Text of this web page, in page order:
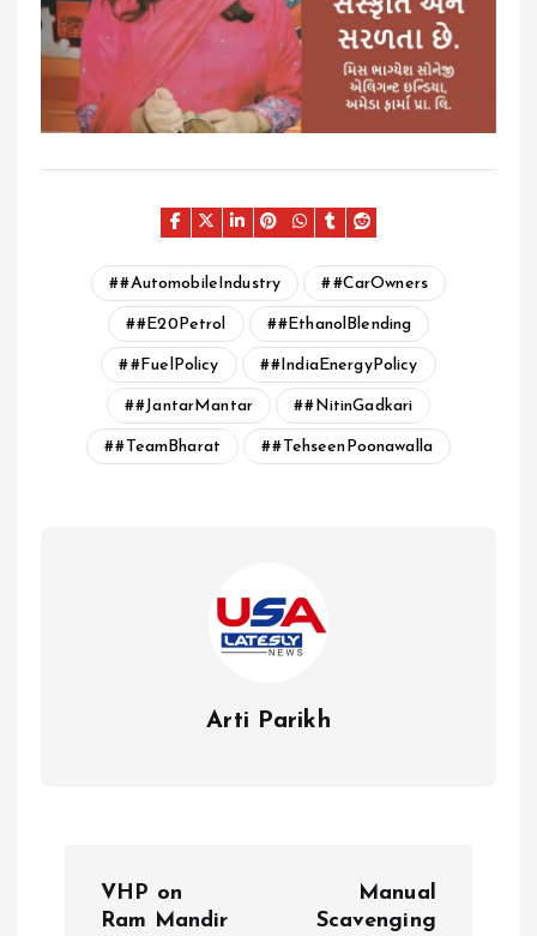
#AutomobileIndustry #CarOwners
#E20Petrol #EthanolBlending
#FuelPolicy #IndiaEnergyPolicy
#JantarMantar #NitinGadkari
#TeamBharat #TehseenPoonawalla
Arti Parikh
VHP on
Ram Mandir
Manual
Scavenging